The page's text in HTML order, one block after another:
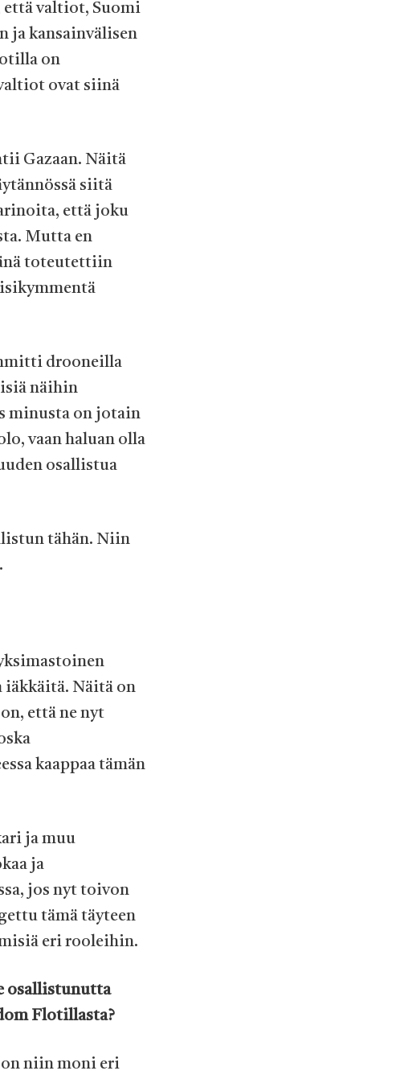
että valtiot, Suomi
ja kansainvälisen
on
ovat siinä
Gazaan. Näitä
siitä
että joku
Mutta en
toteutettiin
drooneilla
näihin
minusta on jotain
vaan haluan olla
osallistua
tähän. Niin
iäkkäitä. Näitä on
että ne nyt
kaappaa tämän
ja muu
ja
jos nyt toivon
tämä täyteen
eri rooleihin.
osallistunutta
Flotillasta?
on niin moni eri